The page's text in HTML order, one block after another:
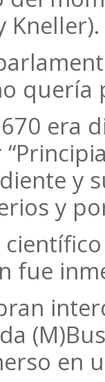
Kneller).
quería
era
y
y
fue
en